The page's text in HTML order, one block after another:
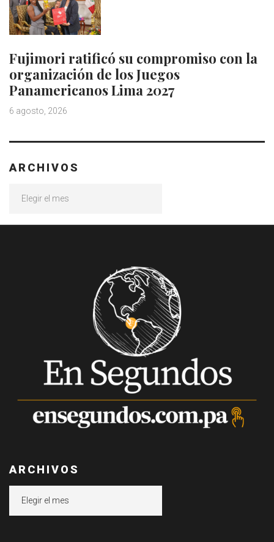
Fujimori ratificó su compromiso con la
organización de los Juegos
Panamericanos Lima 2027
6 agosto, 2026
ARCHIVOS
ARCHIVOS